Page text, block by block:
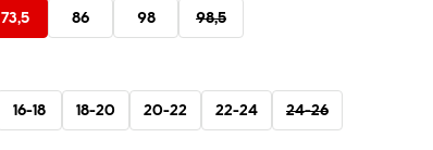
73,5 86 98 98,5
16-18 18-20 20-22 22-24 24-26